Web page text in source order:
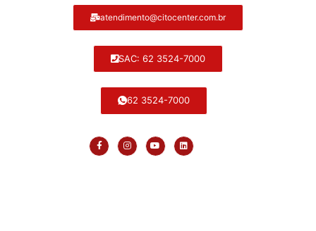
atendimento@citocenter.com.br
SAC: 62 3524-7000
62 3524-7000